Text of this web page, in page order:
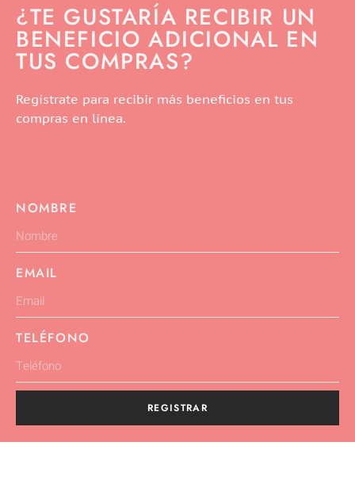
¿TE GUSTARÍA RECIBIR UN
BENEFICIO ADICIONAL EN
TUS COMPRAS?
Regístrate para recibir más beneficios en tus
compras en línea.
NOMBRE
EMAIL
TELÉFONO
REGISTRAR